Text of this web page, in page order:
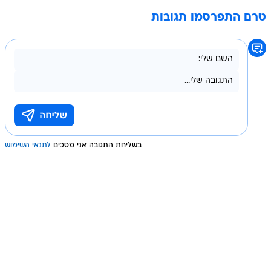
טרם התפרסמו תגובות
בשליחת התגובה אני מסכים לתנאי השימוש